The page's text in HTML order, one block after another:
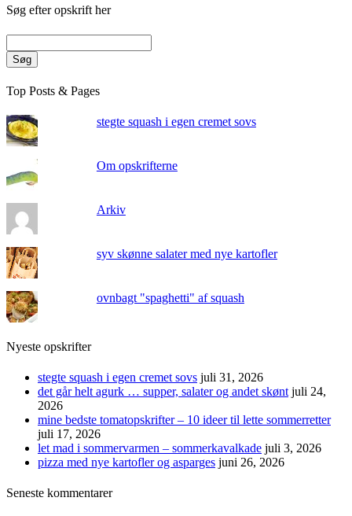
Søg efter opskrift her
Søg
Top Posts & Pages
stegte squash i egen cremet sovs
Om opskrifterne
Arkiv
syv skønne salater med nye kartofler
ovnbagt "spaghetti" af squash
Nyeste opskrifter
stegte squash i egen cremet sovs juli 31, 2026
det går helt agurk … supper, salater og andet skønt juli 24,
2026
mine bedste tomatopskrifter – 10 ideer til lette sommerretter
juli 17, 2026
let mad i sommervarmen – sommerkavalkade juli 3, 2026
pizza med nye kartofler og asparges juni 26, 2026
Seneste kommentarer